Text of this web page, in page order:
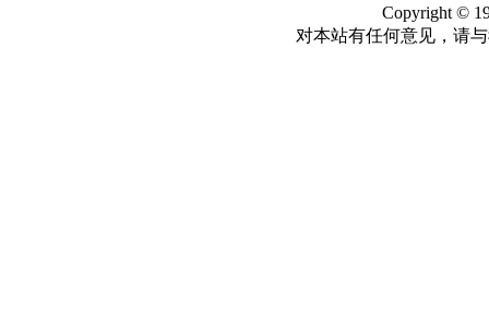
Copyright ©
对本站有任何意见，请